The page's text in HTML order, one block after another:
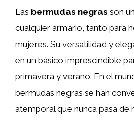
Las bermudas negras son
cualquier armario, tanto para
mujeres. Su versatilidad y
en un básico imprescindible
primavera y verano. En el
bermudas negras se han
atemporal que nunca pasa de